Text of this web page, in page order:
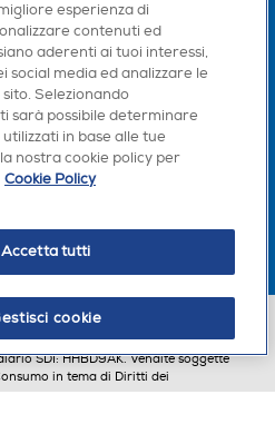
Montefeltro, 6/a 20156 Milano
CCIAA Milano Monza Brianza Lodi
SDI: HHBD9AK. Vendite soggette
in tema di Diritti dei
esperienza di
contenuti ed
aderenti ai tuoi interessi,
media ed analizzare le
Selezionando
sarà possibile determinare
in base alle tue
nostra cookie policy per
Cookie Policy
Accetta tutti
cookie